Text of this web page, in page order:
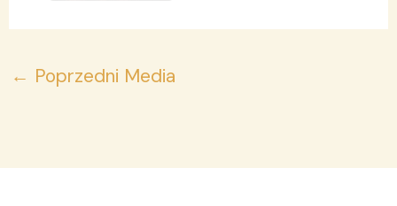
← Poprzedni Media